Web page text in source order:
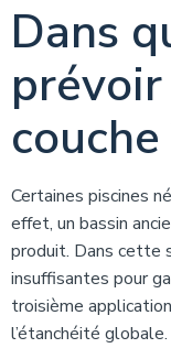
Dans
couche
Certaines piscines
effet, un bassin
produit. Dans cette
insuffisantes pour
troisième
l’étanchéité